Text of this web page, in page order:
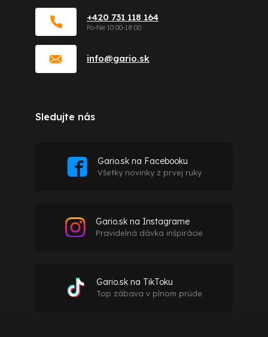
info@gario.sk
+420 731 118 164
Sledujte nás
Gario.sk na Facebooku
Všetky novinky z prvej ruky
Gario.sk na Instagrame
Pravidelná dávka inšpirácie
Gario.sk na TikToku
Top zábava v plnom prúde